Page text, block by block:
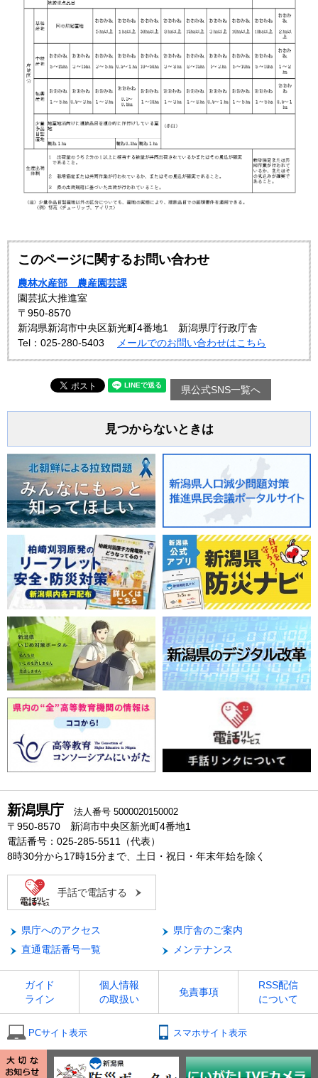
このページに関するお問い合わせ
農林水産部 農産園芸課
園芸拡大推進室
〒950-8570
新潟県新潟市中央区新光町4番地1 新潟県庁行政庁舎
Tel：025-280-5403
メールでのお問い合わせはこちら
県公式SNS一覧へ
見つからないときは
新潟県庁 法人番号 5000020150002
〒950-8570 新潟市中央区新光町4番地1
電話番号：025-285-5511（代表）
8時30分から17時15分まで、土日・祝日・年末年始を除く
手話で電話する
県庁へのアクセス
県庁舎のご案内
直通電話番号一覧
メンテナンス
ガイド
ライン
個人情報
の取扱い
免責事項
RSS配信
について
PCサイト表示 スマホサイト表示